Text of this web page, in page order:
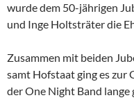
wurde dem 50-jährigen
und Inge Holtsträter die
Zusammen mit beiden
samt Hofstaat ging es zur
der One Night Band lange